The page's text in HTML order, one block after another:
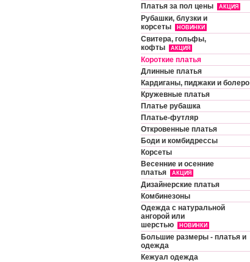
Платья за пол цены
АКЦИЯ
Рубашки, блузки и
корсеты
НОВИНКИ
Свитера, гольфы,
кофты
АКЦИЯ
Короткие платья
Длинные платья
Кардиганы, пиджаки и болеро
Кружевные платья
Платье рубашка
Платье-футляр
Откровенные платья
Боди и комбидрессы
Корсеты
Весенние и осенние
платья
АКЦИЯ
Дизайнерские платья
Комбинезоны
Одежда с натуральной
ангорой или
шерстью
НОВИНКИ
Большие размеры - платья и
одежда
Кежуал одежда